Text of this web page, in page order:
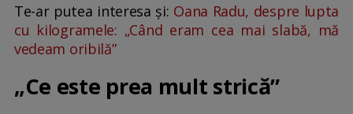
Te-ar putea interesa și: Oana Radu, despre lupta
cu kilogramele: „Când eram cea mai slabă, mă
vedeam oribilă”
„Ce este prea mult strică”